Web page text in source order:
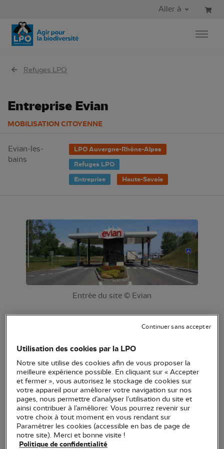
Aller au menu principal
Aller à
Refuges LPO
Entreprise Evian
MOBILISATION CITOYENNE
Evian-les-
bains
LPO Auvergne-Rhône-Alpes
Refuges LPO
Entreprise
Haute-Savoie
Entrée du site © Evian
création d’un Refuge LPO sur l’usine
d’embouteillage pour une durée de 5 ans. En 2016,
une convention de renouvellement a été signée
alors que de grands travaux de réaménagement du
site sont en cours.
Un site singulier
L’usine, située au cœur d’un parc industriel, jouxte
Utilisation des cookies par la LPO
Notre site utilise des cookies afin de vous proposer la
meilleure expérience possible. En cliquant sur « Accepter
et fermer », vous autorisez le stockage de cookies sur
votre appareil pour améliorer votre navigation sur nos
pages, nous permettre d’analyser l’utilisation du site et
ainsi contribuer à l’améliorer. Vous pourrez revenir sur
votre choix à tout moment en vous rendant sur
Paramétrer les cookies (accessible en bas de page de
notre site). Merci et bonne visite !
Politique de confidentialité
Continuer sans accepter